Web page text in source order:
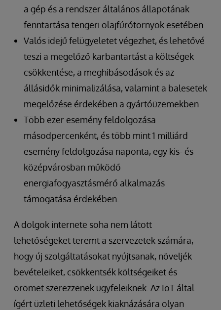
a gép és a rendszer általános állapotának
fenntartása tengeri olajfúrótornyok esetében
Valós idejű felügyeletet végezhet, és lehetővé
teszi a megelőző karbantartást a költségek
csökkentése, a meghibásodások és az
állásidők minimalizálása, valamint a balesetek
megelőzése érdekében a gyártóüzemekben
Több ezer esemény feldolgozása
másodpercenként, és több mint 1 milliárd
esemény feldolgozása naponta, egy kis- és
középvárosban működő
energiafogyasztásmérő alkalmazás
támogatása érdekében.
A dolgok internete soha nem látott
lehetőségeket teremt a szervezetek számára,
hogy új szolgáltatásokat nyújtsanak, növeljék
bevételeiket, csökkentsék költségeiket és
örömet szerezzenek ügyfeleiknek. Az IoT által
ígért üzleti lehetőségek kiaknázására olyan